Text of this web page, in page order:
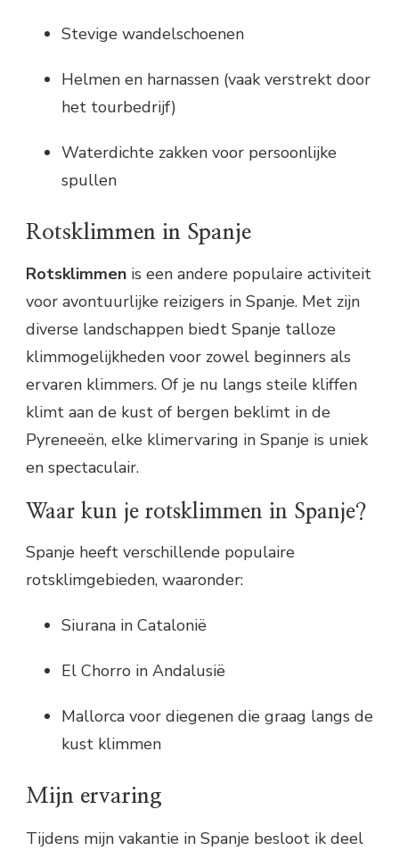
Stevige wandelschoenen
Helmen en harnassen (vaak verstrekt door
het tourbedrijf)
Waterdichte zakken voor persoonlijke
spullen
Rotsklimmen in Spanje
Rotsklimmen is een andere populaire activiteit
voor avontuurlijke reizigers in Spanje. Met zijn
diverse landschappen biedt Spanje talloze
klimmogelijkheden voor zowel beginners als
ervaren klimmers. Of je nu langs steile kliffen
klimt aan de kust of bergen beklimt in de
Pyreneeën, elke klimervaring in Spanje is uniek
en spectaculair.
Waar kun je rotsklimmen in Spanje?
Spanje heeft verschillende populaire
rotsklimgebieden, waaronder:
Siurana in Catalonië
El Chorro in Andalusië
Mallorca voor diegenen die graag langs de
kust klimmen
Mijn ervaring
Tijdens mijn vakantie in Spanje besloot ik deel